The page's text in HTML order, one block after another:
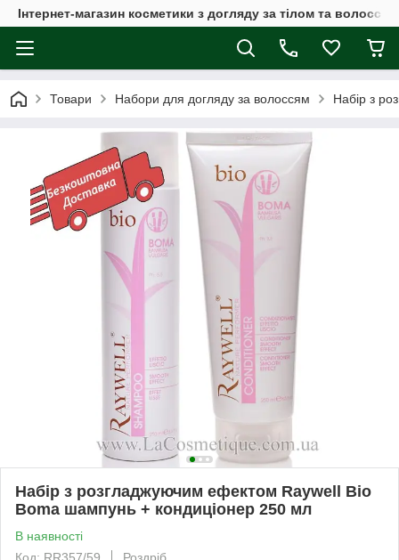
Інтернет-магазин косметики з догляду за тілом та
Товари Набори для догляду за волоссям Набір з
Набір з розгладжуючим ефектом Raywell Bio
Boma шампунь + кондиціонер 250 мл
В наявності
Код: RR357/59
Роздріб